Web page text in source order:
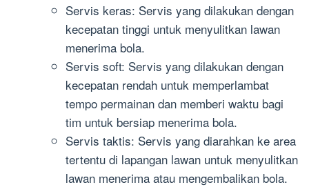
Servis keras: Servis yang dilakukan dengan
kecepatan tinggi untuk menyulitkan lawan
menerima bola.
Servis soft: Servis yang dilakukan dengan
kecepatan rendah untuk memperlambat
tempo permainan dan memberi waktu bagi
tim untuk bersiap menerima bola.
Servis taktis: Servis yang diarahkan ke area
tertentu di lapangan lawan untuk menyulitkan
lawan menerima atau mengembalikan bola.